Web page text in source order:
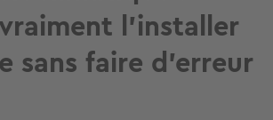
l’installer
sans faire d’erreur